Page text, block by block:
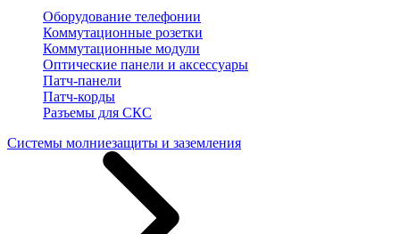
Оборудование телефонии
Коммутационные розетки
Коммутационные модули
Оптические панели и аксессуары
Патч-панели
Патч-корды
Разъемы для СКС
Системы молниезащиты и заземления